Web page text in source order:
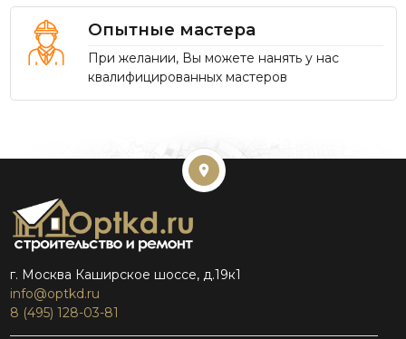
Опытные мастера
При желании, Вы можете нанять у нас
квалифицированных мастеров
г. Москва Каширское шоссе, д.19к1
info@optkd.ru
8 (495) 128-03-81